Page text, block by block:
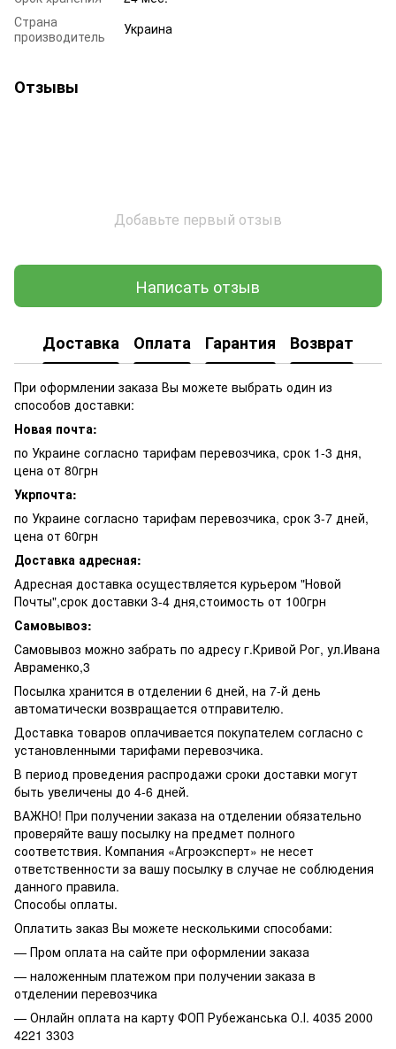
Страна
производитель
Украина
Отзывы
Добавьте первый отзыв
Написать отзыв
Доставка Оплата Гарантия Возврат
При оформлении заказа Вы можете выбрать один из
способов доставки:
Новая почта:
по Украине согласно тарифам перевозчика, срок 1-3 дня,
цена от 80грн
Укрпочта:
по Украине согласно тарифам перевозчика, срок 3-7 дней,
цена от 60грн
Доставка адресная:
Адресная доставка осуществляется курьером "Новой
Почты",срок доставки 3-4 дня,стоимость от 100грн
Самовывоз:
Самовывоз можно забрать по адресу г.Кривой Рог, ул.Ивана
Авраменко,3
Посылка хранится в отделении 6 дней, на 7-й день
автоматически возвращается отправителю.
Доставка товаров оплачивается покупателем согласно с
установленными тарифами перевозчика.
В период проведения распродажи сроки доставки могут
быть увеличены до 4-6 дней.
ВАЖНО! При получении заказа на отделении обязательно
проверяйте вашу посылку на предмет полного
соответствия. Компания «Агроэксперт» не несет
ответственности за вашу посылку в случае не соблюдения
данного правила.
Способы оплаты.
Оплатить заказ Вы можете несколькими способами:
— Пром оплата на сайте при оформлении заказа
— наложенным платежом при получении заказа в
отделении перевозчика
— Онлайн оплата на карту ФОП Рубежанська О.І. 4035 2000
4221 3303